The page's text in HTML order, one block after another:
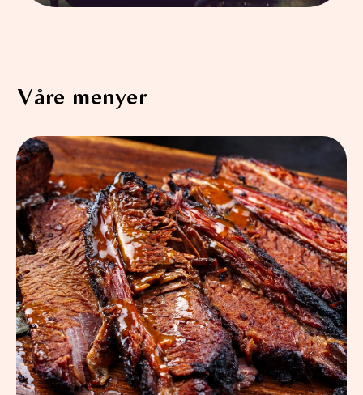
Våre menyer